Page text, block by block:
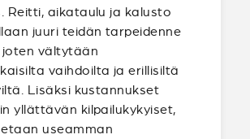
Reitti, aikataulu ja kalusto
juuri teidän tarpeidenne
joten vältytään
vaihdoilta ja erillisiltä
Lisäksi kustannukset
yllättävän kilpailukykyiset,
useamman